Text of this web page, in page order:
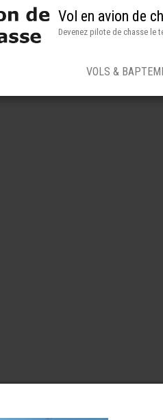
Vol en avion de
Devenez pilote de chasse le
VOLS &